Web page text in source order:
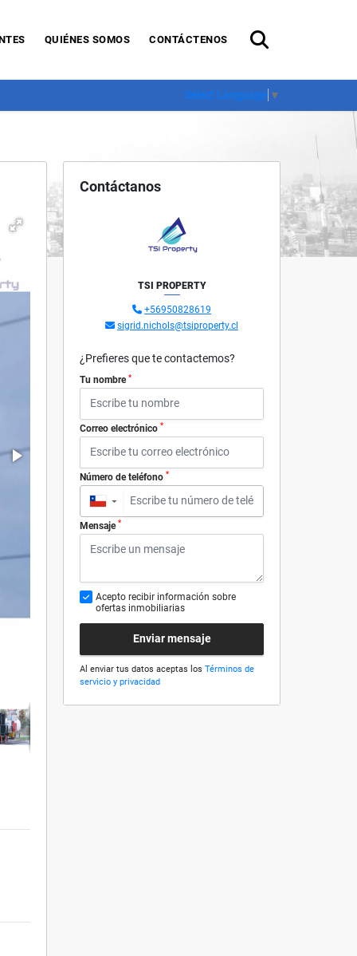
QUIÉNES SOMOS CONTÁCTENOS
Select Language ▼
Contáctanos
TSI PROPERTY
+56950828619
sigrid.nichols@tsiproperty.cl
¿Prefieres que te contactemos?
Tu nombre *
Correo electrónico *
Número de teléfono *
▼
Mensaje *
Acepto recibir información sobre
ofertas inmobiliarias
Enviar mensaje
Al enviar tus datos aceptas los Términos de
servicio y privacidad